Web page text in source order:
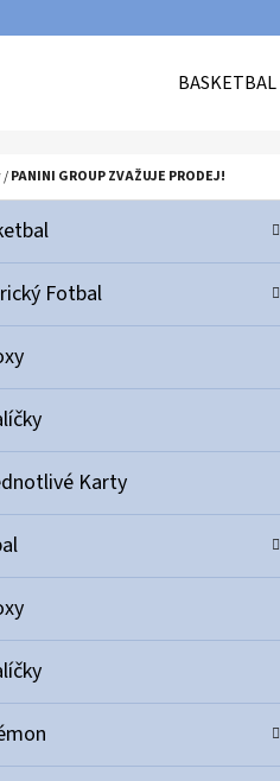
BASKETBAL
/PANINI GROUP ZVAŽUJE PRODEJ!
Fotbal
Karty
GUARD MAGNETIC CARD CASE 35PT